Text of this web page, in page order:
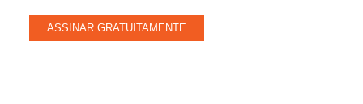
ASSINAR GRATUITAMENTE